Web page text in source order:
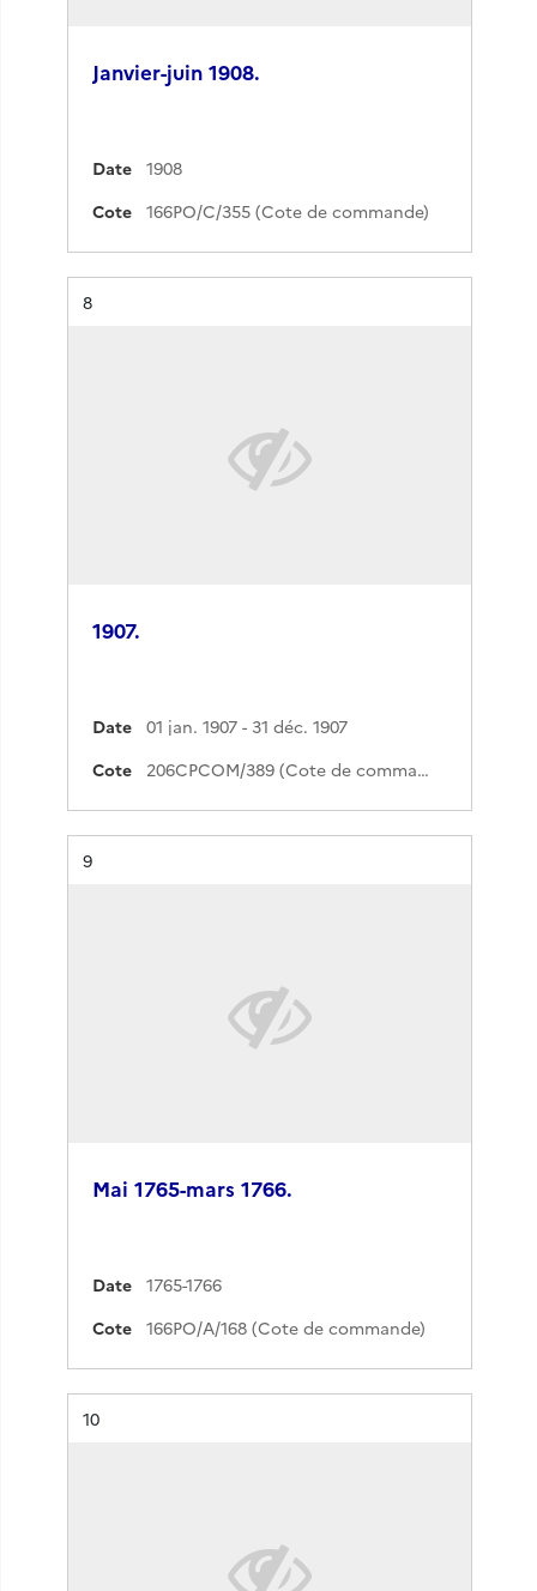
Janvier-juin 1908.
Date
1908
Cote
166PO/C/355 (Cote de commande)
Résultat n°
8
1907.
Date
01 jan. 1907 - 31 déc. 1907
Cote
206CPCOM/389 (Cote de commande)
Résultat n°
9
Mai 1765-mars 1766.
Date
1765-1766
Cote
166PO/A/168 (Cote de commande)
Résultat n°
10